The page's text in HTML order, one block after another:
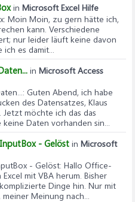
in Microsoft Excel Hilfe
: Moin Moin, zu gern hätte ich,
kann. Verschiedene
nur leider läuft keine davon
es damit...
in Microsoft Access
: Guten Abend, ich habe
des Datensatzes, Klaus
möchte ich das das
Daten vorhanden sin...
- Gelöst in Microsoft
- Gelöst: Hallo Office-
mit VBA herum. Bisher
Dinge hin. Nur mit
Meinung nach...